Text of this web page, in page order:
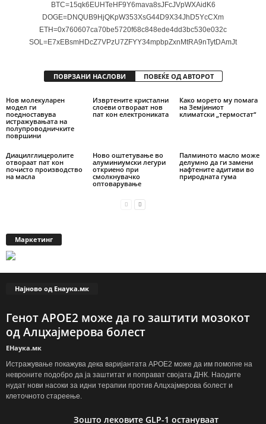
BTC=15qk6EUHTeHF9Y6mava8sJFcJVpWXAidK6
DOGE=DNQUB9HjQKpW353XsG44D9X34JhD5YcCXm
ETH=0x760607ca70be5720f68c848ede4dd3bc530e032c
SOL=E7xEBsmHDcZ7VPzU7ZFYY34mpbpZxnMtRA9nTytDAmJt
ПОВРЗАНИ НАСЛОВИ ПОВЕЌЕ ОД АВТОРОТ
Нов молекуларен
модел ги
поедноставува
истражувањата на
полупроводничките
површини
Извртените кристални
слоеви отвораат нов
пат кон електрониката
Како морето му помага
на Земјиниот
климатски „термостат“
Диацилглицеролите
отвораат пат кон
почисто производство
на масла
Ново оштетување во
алуминиумски легури
откриено при
смолкнувачко
оптоварување
Палминото масло може
делумно да ги замени
нафтените адитиви во
природната гума
Маркетинг
Најново од Енаука.мк
Генот APOE2 може да го заштити мозокот
од Алцхајмерова болест
ЕНаука.мк
Истражување покажува дека варијантата APOE2 може да им помогне на
невроните подобро да ја заштитат и поправат својата ДНК. Наодите
нудат нови насоки за идни терапии против Алцхајмерова болест и
клеточното стареење.
Зошто лековите GLP-1 остануваат